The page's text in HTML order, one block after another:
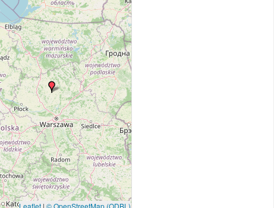
Leaflet| © OpenStreetMap (ODBL)